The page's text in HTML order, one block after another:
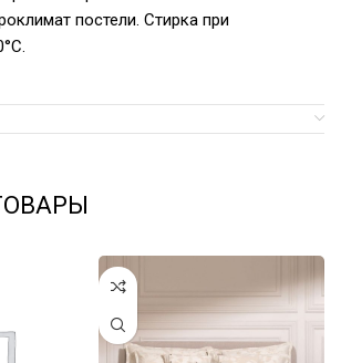
постели. Стирка при